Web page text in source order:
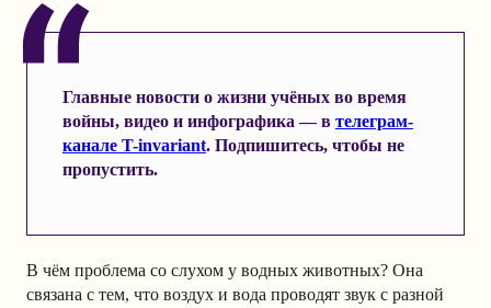
Главные новости о жизни учёных во время
войны, видео и инфографика — в телеграм-
канале T-invariant. Подпишитесь, чтобы не
пропустить.
В чём проблема со слухом у водных животных? Она
связана с тем, что воздух и вода проводят звук с разной